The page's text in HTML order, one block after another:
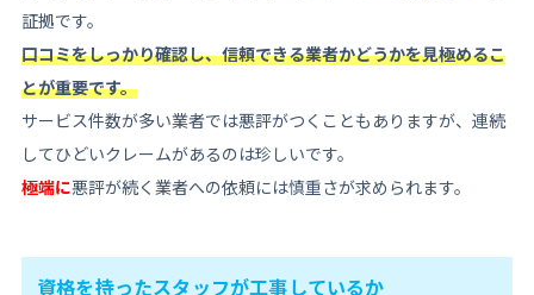
証拠です。
口コミをしっかり確認し、信頼できる業者かどうかを見極めるこ
とが重要です。
サービス件数が多い業者では悪評がつくこともありますが、連続
してひどいクレームがあるのは珍しいです。
極端に悪評が続く業者への依頼には慎重さが求められます。
資格を持ったスタッフが工事しているか